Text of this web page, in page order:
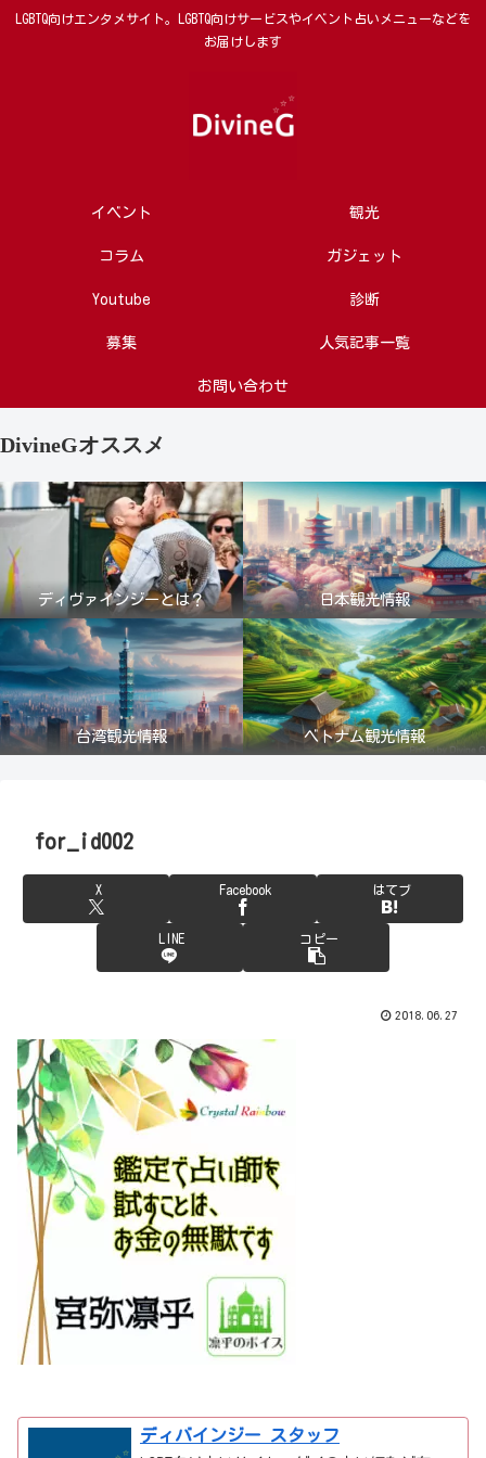
LGBTQ向けエンタメサイト。LGBTQ向けサービスやイベント占いメニューなどを
お届けします
イベント 観光
コラム ガジェット
Youtube 診断
募集 人気記事一覧
お問い合わせ
DivineGオススメ
ディヴァインジーとは？ 日本観光情報
台湾観光情報 ベトナム観光情報
for_id002
X Facebook はてブ
LINE コピー
2018.06.27
ディバインジー スタッフ